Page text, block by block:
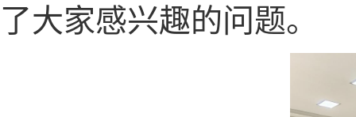
了大家感兴趣的问题。